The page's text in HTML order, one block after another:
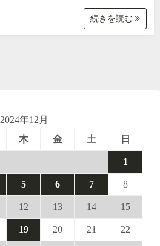
続きを読む
2024年12月
木 金 土 日
1
5 6 7 8
12 13 14 15
19 20 21 22